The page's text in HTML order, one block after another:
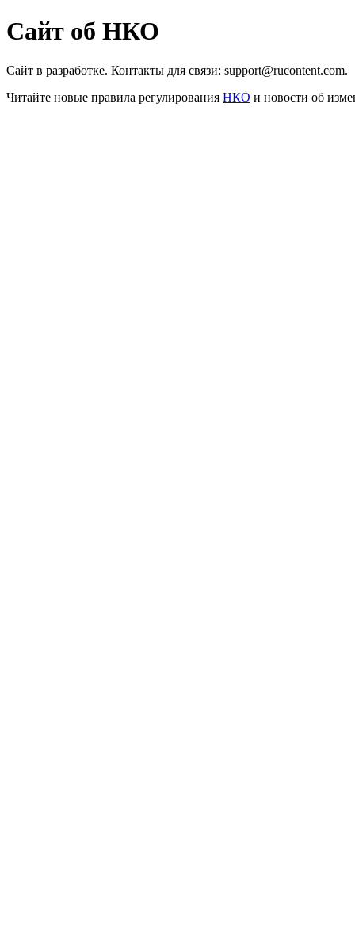
Сайт об НКО
Сайт в разработке. Контакты для связи: support@rucontent.com.
Читайте новые правила регулирования НКО и новости об